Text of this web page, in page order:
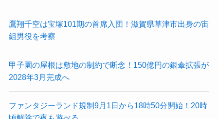
鷹翔千空は宝塚101期の首席入団！滋賀県草津市出身の宙
組男役を考察
甲子園の屋根は敷地の制約で断念！150億円の銀傘拡張が
2028年3月完成へ
ファンタジーランド規制9月1日から18時50分開始！20時